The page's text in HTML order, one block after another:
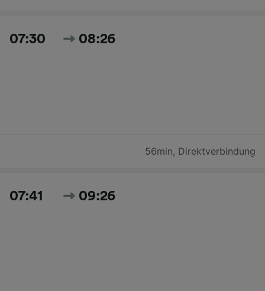
07:30 08:26
56min, Direktverbindung
07:41 09:26